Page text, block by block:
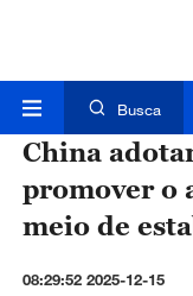
Busca
China
promover o
meio de
08:29:52 2025-12-15